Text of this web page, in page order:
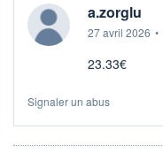
a.zorglu
27 avril 2026 •
23.33€
Signaler un abus